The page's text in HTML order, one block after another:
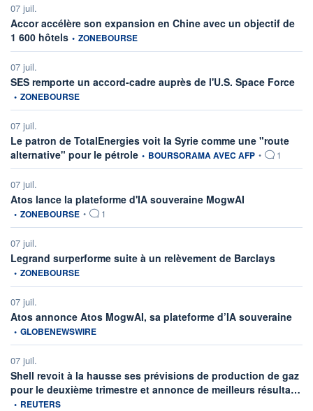
07 juil.
Accor accélère son expansion en Chine avec un objectif de
1 600 hôtels information fournie par
• ZONEBOURSE
07 juil.
SES remporte un accord-cadre auprès de l'U.S. Space Force
• ZONEBOURSE
07 juil.
Le patron de TotalEnergies voit la Syrie comme une "route
alternative" pour le pétrole information fournie par
• BOURSORAMA AVEC AFP • 1
07 juil.
Atos lance la plateforme d'IA souveraine MogwAI
• ZONEBOURSE • 1
07 juil.
Legrand surperforme suite à un relèvement de Barclays
• ZONEBOURSE
07 juil.
Atos annonce Atos MogwAI, sa plateforme d’IA souveraine
• GLOBENEWSWIRE
07 juil.
Shell revoit à la hausse ses prévisions de production de gaz
pour le deuxième trimestre et annonce de meilleurs résulta…
• REUTERS